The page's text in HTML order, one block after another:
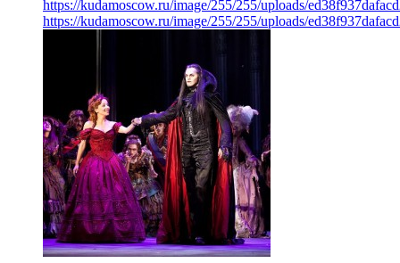
https://kudamoscow.ru/image/255/255/uploads/
https://kudamoscow.ru/image/255/255/uploads/